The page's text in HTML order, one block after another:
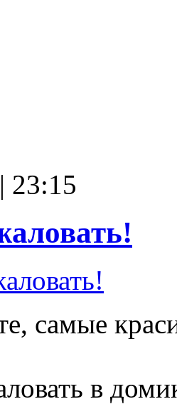
23:15
самые
в